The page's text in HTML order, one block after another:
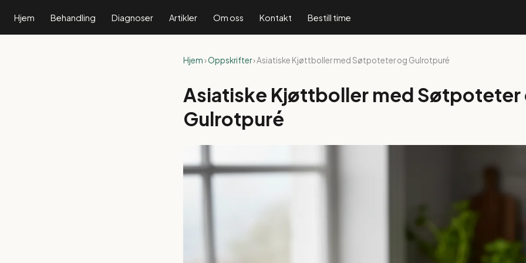
Hjem Behandling Diagnoser Artikler Om oss Kontakt Bestill time
Hjem›Oppskrifter› Asiatiske Kjøttboller med Søtpoteter og Gulrotpuré
Asiatiske Kjøttboller med Søtpoteter
Gulrotpuré